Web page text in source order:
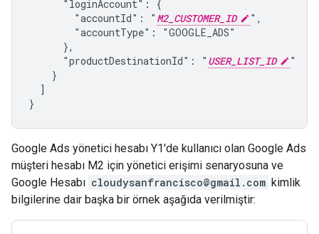
      "loginAccount": {
        "accountId": "
M2_CUSTOMER_ID
",
        "accountType": "GOOGLE_ADS"
      },
      "productDestinationId": "
USER_LIST_ID
"
    }
  ]
}
Google Ads yönetici hesabı Y1'de kullanıcı olan Google Ads
müşteri hesabı M2 için yönetici erişimi senaryosuna ve
Google Hesabı cloudysanfrancisco@gmail.com kimlik
bilgilerine dair başka bir örnek aşağıda verilmiştir: